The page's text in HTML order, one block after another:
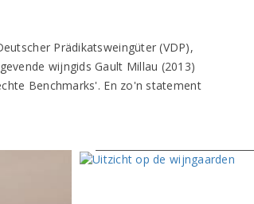
Prädikatsweingüter (VDP),
wijngids Gault Millau (2013)
Benchmarks'. En zo'n statement